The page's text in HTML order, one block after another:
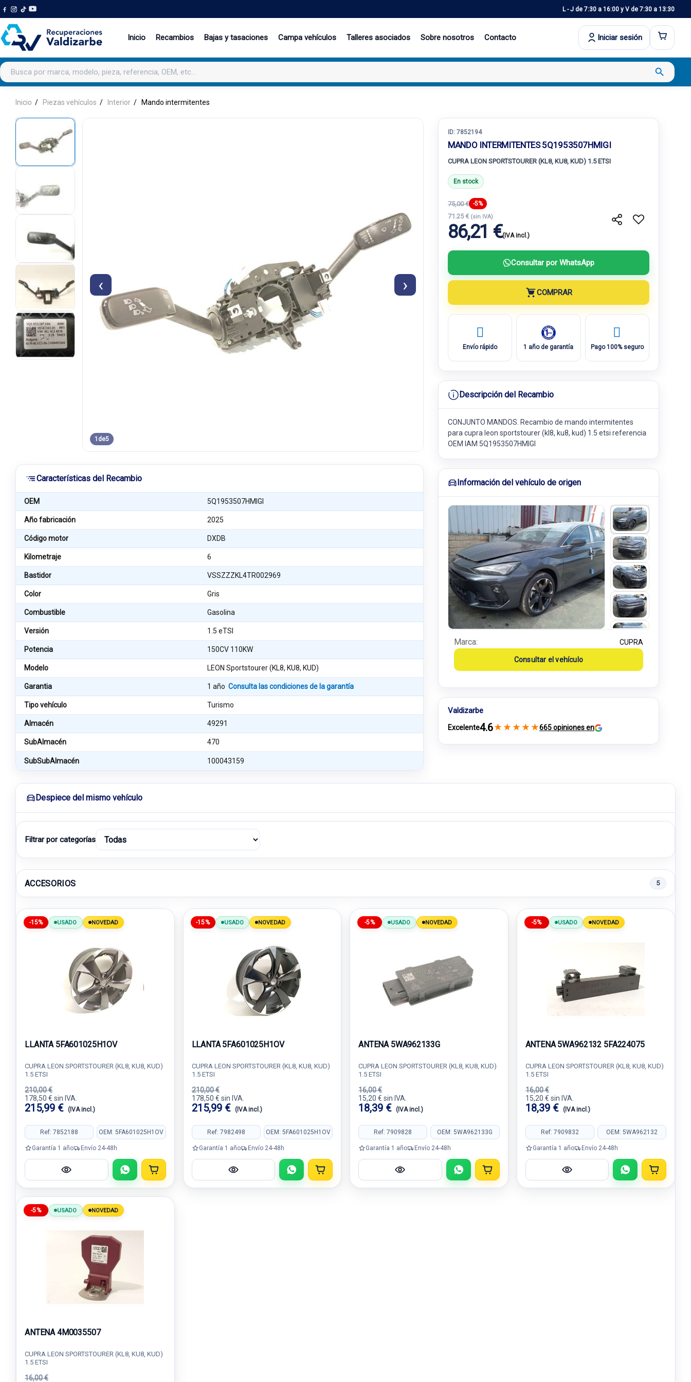
L - J de 7:30 a 16:00 y V de 7:30 a 13:30
Inicio Recambios Bajas y tasaciones Campa vehículos Talleres asociados Sobre nosotros Contacto Iniciar sesión
Buscar productos search
Inicio Piezas vehículos Interior Mando intermitentes
‹ ›
1 de5
Características del Recambio
OEM 5Q1953507HMIGI
Año fabricación 2025
Código motor DXDB
Kilometraje 6
Bastidor VSSZZZKL4TR002969
Color Gris
Combustible Gasolina
Versión 1.5 eTSI
Potencia 150CV 110KW
Modelo LEON Sportstourer (KL8, KU8, KUD)
Garantia 1 añoConsulta las condiciones de la garantía
Tipo vehículo Turismo
Almacén 49291
SubAlmacén 470
SubSubAlmacén 100043159
ID: 7852194
MANDO INTERMITENTES 5Q1953507HMIGI
CUPRA LEON SPORTSTOURER (KL8, KU8, KUD) 1.5 ETSI
En stock
75,00 € -5%
71.25 € (sin IVA)
86,21 €(IVA incl.)
Consultar por WhatsApp
COMPRAR
Envío rápido 1 año de garantía Pago 100% seguro
Descripción del Recambio
CONJUNTO MANDOS. Recambio de mando intermitentes
para cupra leon sportstourer (kl8, ku8, kud) 1.5 etsi referencia
OEM IAM 5Q1953507HMIGI
Información del vehículo de origen
Marca: CUPRA
Consultar el vehículo
Valdizarbe
Excelente4.6★ ★ ★ ★ ★665 opiniones en
Despiece del mismo vehículo
Filtrar por categorías
ACCESORIOS 5
-15% USADO NOVEDAD
LLANTA 5FA601025H1OV
CUPRA LEON SPORTSTOURER (KL8, KU8, KUD)
1.5 ETSI
210,00 €
178,50 € sin IVA.
215,99 € (IVA incl.)
Ref: 7852188 OEM: 5FA601025H1OV
Garantía 1 año Envío 24-48h
-15% USADO NOVEDAD
LLANTA 5FA601025H1OV
CUPRA LEON SPORTSTOURER (KL8, KU8, KUD)
1.5 ETSI
210,00 €
178,50 € sin IVA.
215,99 € (IVA incl.)
Ref: 7982498 OEM: 5FA601025H1OV
Garantía 1 año Envío 24-48h
-5% USADO NOVEDAD
ANTENA 5WA962133G
CUPRA LEON SPORTSTOURER (KL8, KU8, KUD)
1.5 ETSI
16,00 €
15,20 € sin IVA.
18,39 € (IVA incl.)
Ref: 7909828 OEM: 5WA962133G
Garantía 1 año Envío 24-48h
-5% USADO NOVEDAD
ANTENA 5WA962132 5FA224075
CUPRA LEON SPORTSTOURER (KL8, KU8, KUD)
1.5 ETSI
16,00 €
15,20 € sin IVA.
18,39 € (IVA incl.)
Ref: 7909832 OEM: 5WA962132
Garantía 1 año Envío 24-48h
-5% USADO NOVEDAD
ANTENA 4M0035507
CUPRA LEON SPORTSTOURER (KL8, KU8, KUD)
1.5 ETSI
16,00 €